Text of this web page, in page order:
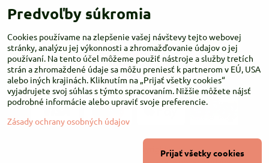
Administratívna budova PD Melčice
Otváracie hodiny:PO-ŠT 8:00 - 16:00
PIA-NE Zatvorené
Copyright
Predvoľby súkromia
Cookies používame na zlepšenie vašej návštevy tejto webovej
stránky, analýzu jej výkonnosti a zhromažďovanie údajov o jej
používaní. Na tento účel môžeme použiť nástroje a služby tretích
strán a zhromaždené údaje sa môžu preniesť k partnerom v EÚ, USA
alebo iných krajinách. Kliknutím na „Prijať všetky cookies“
vyjadrujete svoj súhlas s týmto spracovaním. Nižšie môžete nájsť
podrobné informácie alebo upraviť svoje preferencie.
Zásady ochrany osobných údajov
Prijať všetky cookies